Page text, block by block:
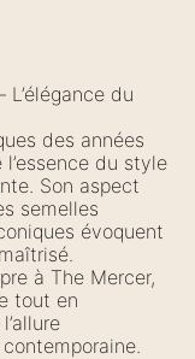
du
des années
du style
Son aspect
semelles
évoquent
à The Mercer,
tout en